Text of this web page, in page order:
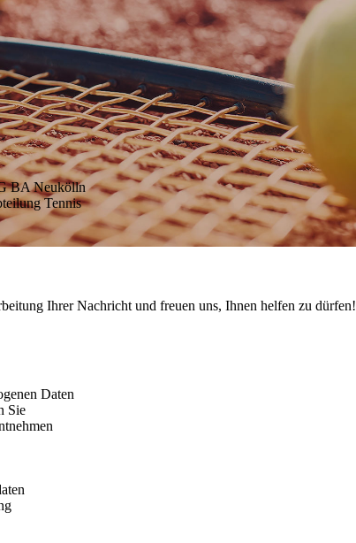
BA Neukölln
Tennis
Ihrer Nachricht und freuen uns, Ihnen helfen zu dürfen!
Daten
Sie